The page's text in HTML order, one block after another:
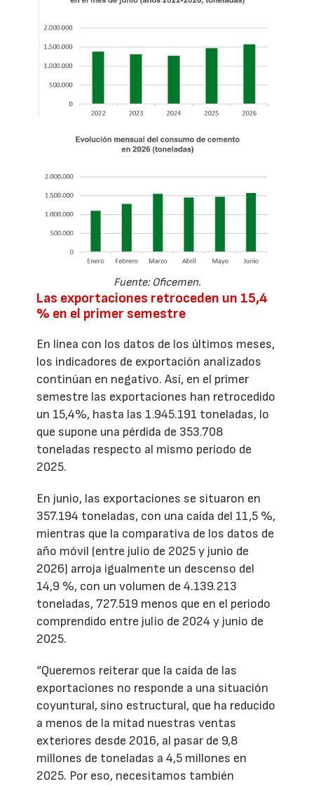
Fuente: Oficemen.
Las exportaciones retroceden un 15,4
% en el primer semestre
En línea con los datos de los últimos meses,
los indicadores de exportación analizados
continúan en negativo. Así, en el primer
semestre las exportaciones han retrocedido
un 15,4%, hasta las 1.945.191 toneladas, lo
que supone una pérdida de 353.708
toneladas respecto al mismo período de
2025.
En junio, las exportaciones se situaron en
357.194 toneladas, con una caída del 11,5 %,
mientras que la comparativa de los datos de
año móvil (entre julio de 2025 y junio de
2026) arroja igualmente un descenso del
14,9 %, con un volumen de 4.139.213
toneladas, 727.519 menos que en el periodo
comprendido entre julio de 2024 y junio de
2025.
“Queremos reiterar que la caída de las
exportaciones no responde a una situación
coyuntural, sino estructural, que ha reducido
a menos de la mitad nuestras ventas
exteriores desde 2016, al pasar de 9,8
millones de toneladas a 4,5 millones en
2025. Por eso, necesitamos también